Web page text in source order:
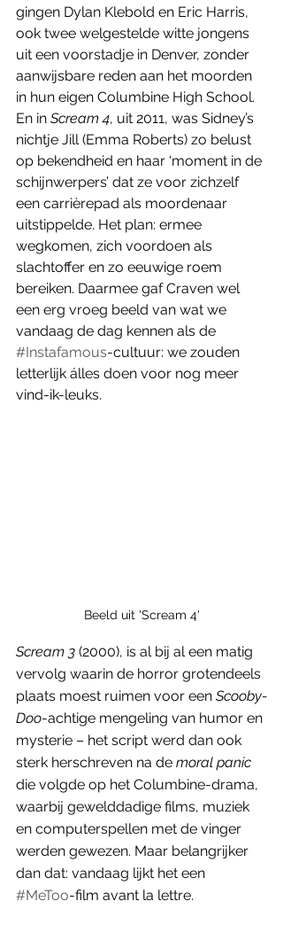
gingen Dylan Klebold en Eric Harris,
ook twee welgestelde witte jongens
uit een voorstadje in Denver, zonder
aanwijsbare reden aan het moorden
in hun eigen Columbine High School.
En in Scream 4, uit 2011, was Sidney’s
nichtje Jill (Emma Roberts) zo belust
op bekendheid en haar ‘moment in de
schijnwerpers’ dat ze voor zichzelf
een carrièrepad als moordenaar
uitstippelde. Het plan: ermee
wegkomen, zich voordoen als
slachtoffer en zo eeuwige roem
bereiken. Daarmee gaf Craven wel
een erg vroeg beeld van wat we
vandaag de dag kennen als de
#Instafamous-cultuur: we zouden
letterlijk álles doen voor nog meer
vind-ik-leuks.
Beeld uit 'Scream 4'
Scream 3 (2000), is al bij al een matig
vervolg waarin de horror grotendeels
plaats moest ruimen voor een Scooby-
Doo-achtige mengeling van humor en
mysterie – het script werd dan ook
sterk herschreven na de moral panic
die volgde op het Columbine-drama,
waarbij gewelddadige films, muziek
en computerspellen met de vinger
werden gewezen. Maar belangrijker
dan dat: vandaag lijkt het een
#MeToo-film avant la lettre.